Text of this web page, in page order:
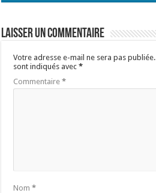
Laisser un commentaire
Votre adresse e-mail ne sera pas publiée.
sont indiqués avec*
Commentaire*
Nom*